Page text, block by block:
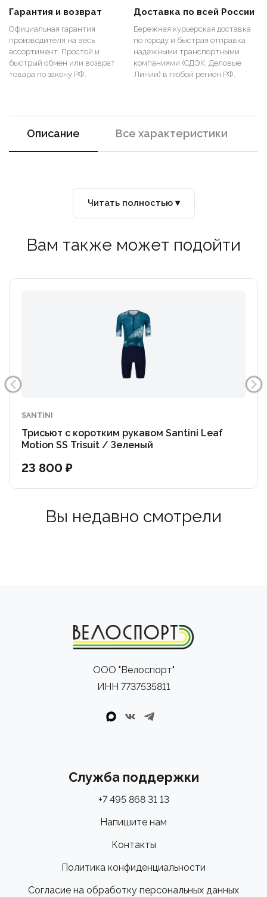
Гарантия и возврат
Официальная гарантия
производителя на весь
ассортимент. Простой и
быстрый обмен или возврат
товара по закону РФ.
Доставка по всей России
Бережная курьерская доставка
по городу и быстрая отправка
надежными транспортными
компаниями (СДЭК, Деловые
Линии) в любой регион РФ.
Описание Все характеристики
Читать полностью ▾
Вам также может подойти
SANTINI
Трисьют с коротким рукавом Santini Leaf
Motion SS Trisuit / Зеленый
23 800 ₽
Вы недавно смотрели
ООО "Велоспорт"
ИНН 7737535811
Служба поддержки
+7 495 868 31 13
Напишите нам
Контакты
Политика конфиденциальности
Согласие на обработку персональных данных